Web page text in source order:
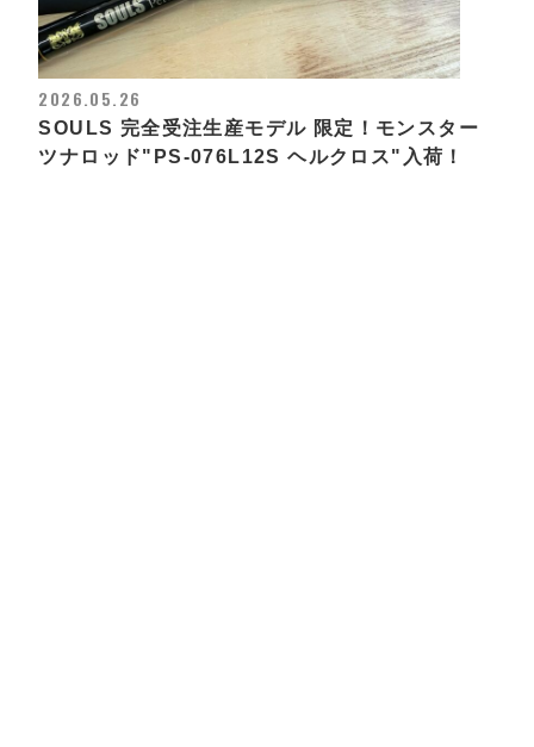
2026.05.26
SOULS 完全受注生産モデル 限定！モンスター
ツナロッド"PS-076L12S ヘルクロス"入荷！